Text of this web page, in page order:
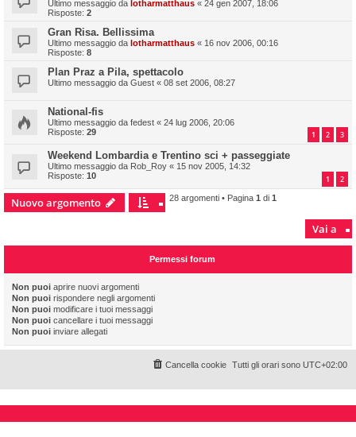
Ultimo messaggio da lotharmatthaus « 24 gen 2007, 18:06
Risposte: 2
Gran Risa. Bellissima
Ultimo messaggio da lotharmatthaus « 16 nov 2006, 00:16
Risposte: 8
Plan Praz a Pila, spettacolo
Ultimo messaggio da Guest « 08 set 2006, 08:27
National-fis
Ultimo messaggio da fedest « 24 lug 2006, 20:06
Risposte: 29 1 2 3
Weekend Lombardia e Trentino sci + passeggiate
Ultimo messaggio da Rob_Roy « 15 nov 2005, 14:32
Risposte: 10 1 2
Nuovo argomento 28 argomenti • Pagina 1 di 1
Vai a
Permessi forum
Non puoi aprire nuovi argomenti
Non puoi rispondere negli argomenti
Non puoi modificare i tuoi messaggi
Non puoi cancellare i tuoi messaggi
Non puoi inviare allegati
Tutti gli orari sono UTC+02:00
Cancella cookie